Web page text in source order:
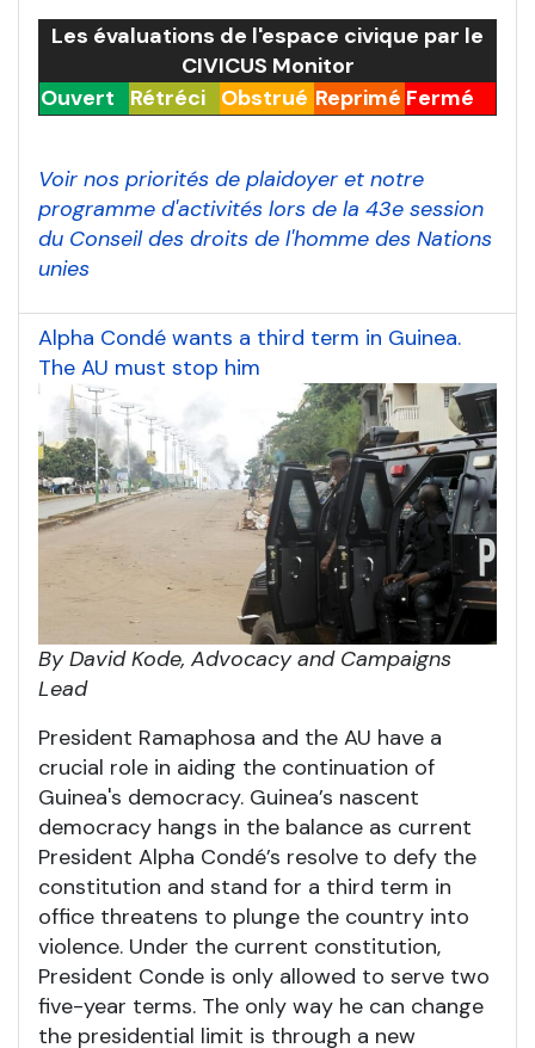
Les évaluations de l'espace civique par le
CIVICUS Monitor
Ouvert
Rétréci Obstrué Reprimé Fermé
Voir nos priorités de plaidoyer et notre
programme d'activités lors de la 43e session
du Conseil des droits de l'homme des Nations
unies
Alpha Condé wants a third term in Guinea.
The AU must stop him
By David Kode, Advocacy and Campaigns
Lead
President Ramaphosa and the AU have a
crucial role in aiding the continuation of
Guinea's democracy. Guinea’s nascent
democracy hangs in the balance as current
President Alpha Condé’s resolve to defy the
constitution and stand for a third term in
office threatens to plunge the country into
violence. Under the current constitution,
President Conde is only allowed to serve two
five-year terms. The only way he can change
the presidential limit is through a new